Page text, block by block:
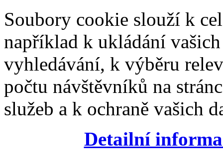
Soubory cookie slouží k
například k ukládání
vyhledávání, k výběru
počtu návštěvníků na
služeb a k ochraně vašich
Detailní